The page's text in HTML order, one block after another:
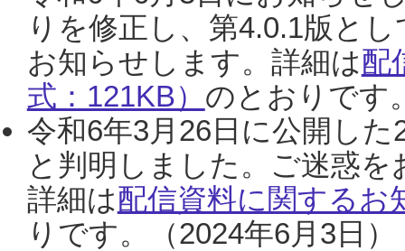
りを修正し、第4.0.1版と
お知らせします。詳細は配
式：121KB） のとおりです
令和6年3月26日に公開し
と判明しました。ご迷惑
詳細は配信資料に関するお
りです。（2024年6月3日）